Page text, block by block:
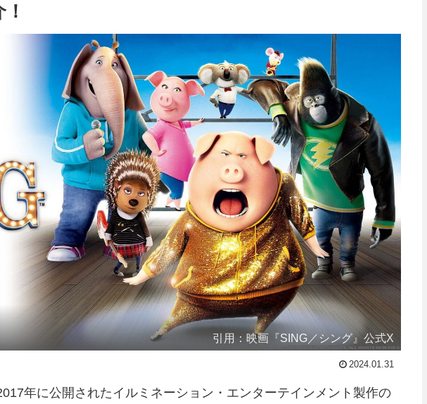
引用：映画『SING／シング』公式X
2024.01.31
年に公開されたイルミネーション・エンターテインメント製作の